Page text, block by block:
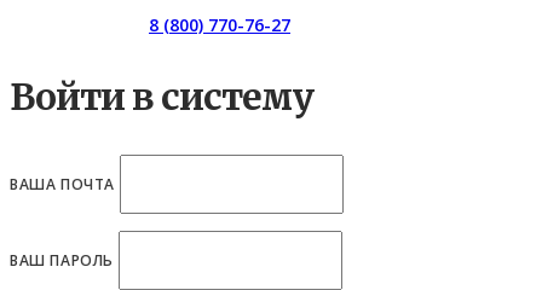
8 (800) 770-76-27
Войти в систему
ВАША ПОЧТА
ВАШ ПАРОЛЬ